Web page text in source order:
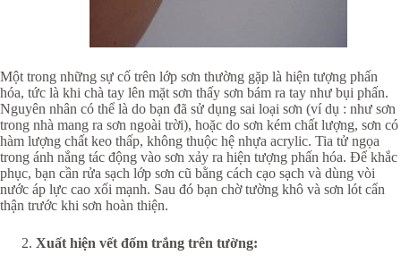
Một trong những sự cố trên lớp sơn thường gặp là hiện tượng phấn
hóa, tức là khi chà tay lên mặt sơn thấy sơn bám ra tay như bụi phấn.
Nguyên nhân có thể là do bạn đã sử dụng sai loại sơn (ví dụ : như sơn
trong nhà mang ra sơn ngoài trời), hoặc do sơn kém chất lượng, sơn có
hàm lượng chất keo thấp, không thuộc hệ nhựa acrylic. Tia tử ngọa
trong ánh nắng tác động vào sơn xảy ra hiện tượng phấn hóa. Để khắc
phục, bạn cần rửa sạch lớp sơn cũ bằng cách cạo sạch và dùng vòi
nước áp lực cao xối mạnh. Sau đó bạn chờ tường khô và sơn lót cẩn
thận trước khi sơn hoàn thiện.
Xuất hiện vết đốm trắng trên tường: